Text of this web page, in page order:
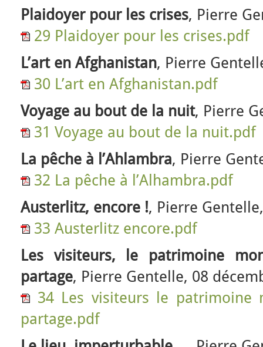
Plaidoyer pour les crises, Pierre
29 Plaidoyer pour les crises.pdf
L’art en Afghanistan, Pierre
30 L’art en Afghanistan.pdf
Voyage au bout de la nuit, Pierre
31 Voyage au bout de la nuit.pdf
La pêche à l’Ahlambra, Pierre
32 La pêche à l’Alhambra.pdf
Austerlitz, encore !, Pierre
33 Austerlitz encore.pdf
Les visiteurs, le patrimoine
partage, Pierre Gentelle, 08
34 Les visiteurs le
partage.pdf